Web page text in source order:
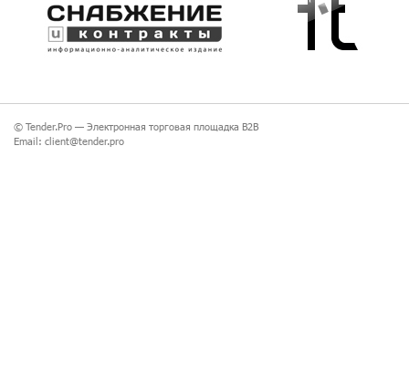
© Tender.Pro — Электронная торговая площадка B2B
Email: client@tender.pro